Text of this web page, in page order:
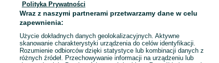
Mapa miejscowości
Mapa ministron
Popularne wyszukiwania
Polityka Prywatności
Wraz z naszymi partnerami przetwarzamy dane w celu
zapewnienia:
Użycie dokładnych danych geolokalizacyjnych. Aktywne
skanowanie charakterystyki urządzenia do celów identyfikacji.
Rozumienie odbiorców dzięki statystyce lub kombinacji danych z
różnych źródeł. Przechowywanie informacji na urządzeniu lub